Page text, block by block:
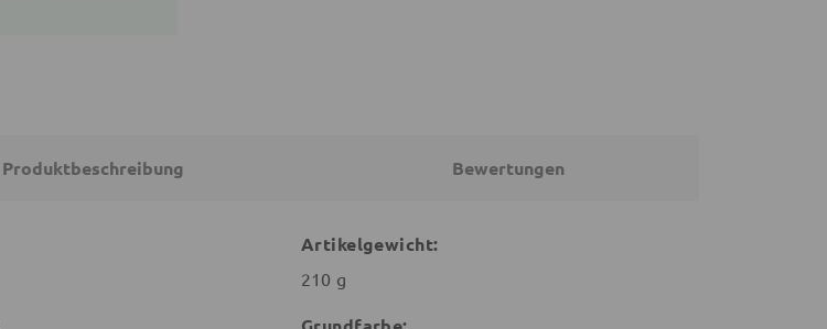
Produktbeschreibung Bewertungen
Artikelgewicht:
210 g